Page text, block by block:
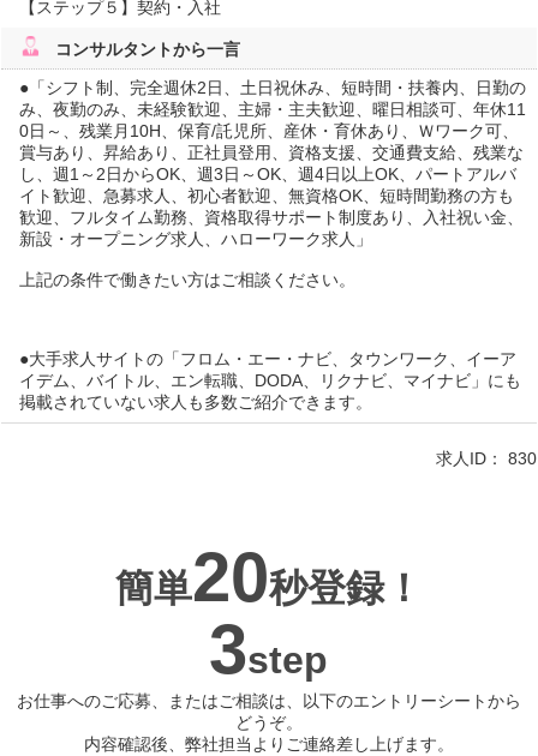
【ステップ５】契約・入社
コンサルタントから一言
●「シフト制、完全週休2日、土日祝休み、短時間・扶養内、日勤の
み、夜勤のみ、未経験歓迎、主婦・主夫歓迎、曜日相談可、年休11
0日～、残業月10H、保育/託児所、産休・育休あり、Ｗワーク可、
賞与あり、昇給あり、正社員登用、資格支援、交通費支給、残業な
し、週1～2日からOK、週3日～OK、週4日以上OK、パートアルバ
イト歓迎、急募求人、初心者歓迎、無資格OK、短時間勤務の方も
歓迎、フルタイム勤務、資格取得サポート制度あり、入社祝い金、
新設・オープニング求人、ハローワーク求人」
上記の条件で働きたい方はご相談ください。
●大手求人サイトの「フロム・エー・ナビ、タウンワーク、イーア
イデム、バイトル、エン転職、DODA、リクナビ、マイナビ」にも
掲載されていない求人も多数ご紹介できます。
求人ID： 830
簡単20秒登録！
3step
お仕事へのご応募、またはご相談は、以下のエントリーシートから
どうぞ。
内容確認後、弊社担当よりご連絡差し上げます。